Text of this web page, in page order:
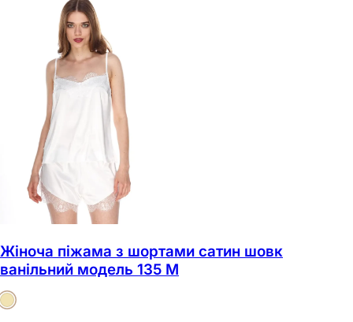
Жіноча піжама з шортами сатин шовк
ванільний модель 135 M